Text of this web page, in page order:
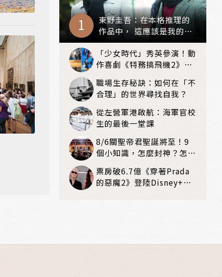
東野圭吾：在本格推理的
作品中， 這應該是我的最
高傑作！——《嫌疑犯X的
獻身》
「少女時代」秀英參演！動
作喜劇《特務搞飛機2》8
職場生存秘訣：如何在「不
合理」的世界尋找自我？
從左營軍港啟航：海軍官校
生的最後一堂課
8/6關聖帝君聖誕將至！9
個小知識，怎麼封神？怎麼
票房破6.7億《穿著Prada
的惡魔2》登陸Disney+！